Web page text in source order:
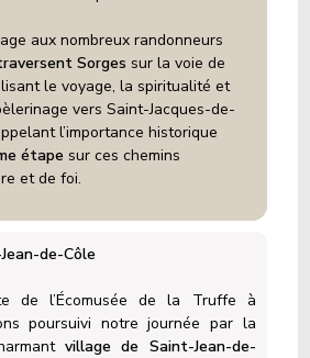
aux nombreux randonneurs
Sorges sur la voie de
le voyage, la spiritualité et
vers Saint-Jacques-de-
l’importance historique
étape sur ces chemins
et de foi.
de-Côle
de l’Écomusée de la Truffe à
poursuivi notre journée par la
village de Saint-Jean-de-